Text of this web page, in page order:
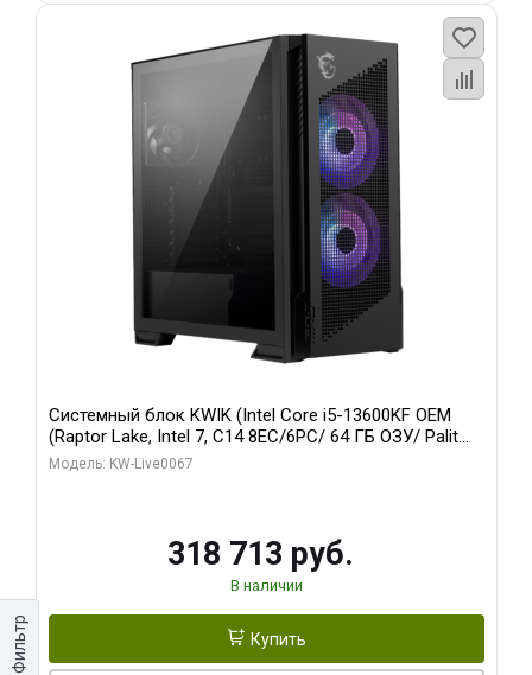
Фильтр
Системный блок KWIK (Intel Core i5-13600KF OEM
(Raptor Lake, Intel 7, C14 8EC/6PC/ 64 ГБ ОЗУ/ Palit
RTX5080 GAMINGPRO OC 16GB GDDR7 256bit 3xDP
Модель: KW-Live0067
318 713 руб.
В наличии
Купить